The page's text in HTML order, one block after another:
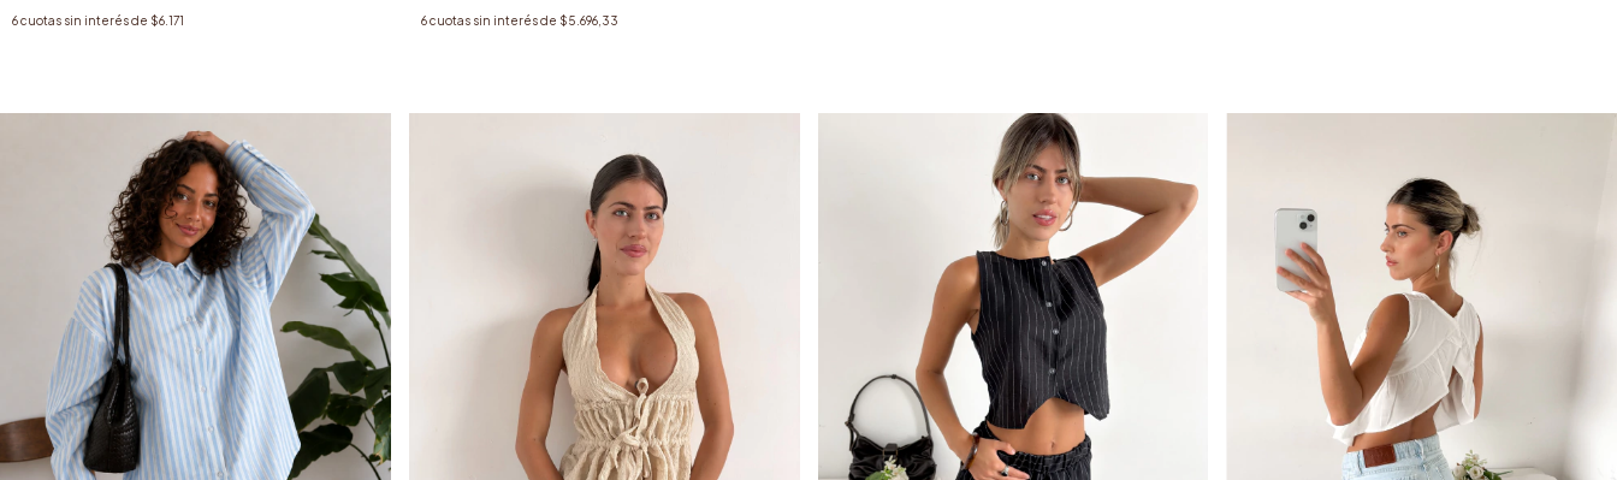
6cuotas sin interés de $6.171 6cuotas sin interés de $5.696,33